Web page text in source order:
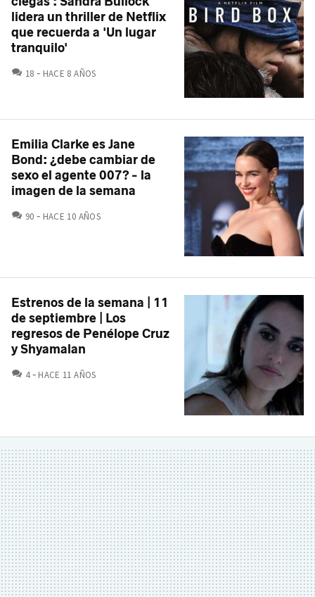
lidera un thriller de Netflix
que recuerda a 'Un lugar
tranquilo'
18 COMENTARIOS
HACE 8 AÑOS
Emilia Clarke es Jane
Bond: ¿debe cambiar de
sexo el agente 007? - la
imagen de la semana
90 COMENTARIOS
HACE 10 AÑOS
Estrenos de la semana | 11
de septiembre | Los
regresos de Penélope Cruz
y Shyamalan
4 COMENTARIOS
HACE 11 AÑOS